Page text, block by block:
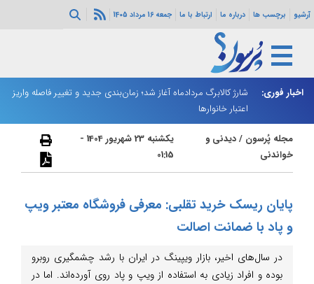
آرشیو برچسب ها درباره ما ارتباط با ما جمعه 16 مرداد 1405
اخبار فوری:
هرمز ادامه
شارژ کالابرگ مردادماه آغاز شد؛ زمان‌بندی جدید و تغییر فاصله واریز
اعتبار خانوارها
مجله پُرسون /دیدنی و
خواندنی
یکشنبه 23 شهریور 1404 -
01:15
پایان ریسک خرید تقلبی: معرفی فروشگاه معتبر ویپ
و پاد با ضمانت اصالت
در سال‌های اخیر، بازار ویپینگ در ایران با رشد چشمگیری روبرو
بوده و افراد زیادی به استفاده از ویپ و پاد روی آورده‌اند. اما در